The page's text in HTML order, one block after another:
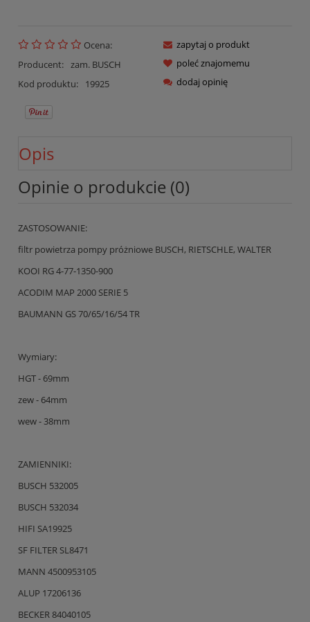
Ocena:
Producent: zam. BUSCH
Kod produktu:
19925
zapytaj o produkt
poleć znajomemu
dodaj opinię
Opis
Opinie o produkcie (0)
ZASTOSOWANIE:
filtr powietrza pompy próżniowe BUSCH, RIETSCHLE, WALTER
KOOI RG 4-77-1350-900
ACODIM MAP 2000 SERIE 5
BAUMANN GS 70/65/16/54 TR
Wymiary:
HGT - 69mm
zew - 64mm
wew - 38mm
ZAMIENNIKI:
BUSCH 532005
BUSCH 532034
HIFI SA19925
SF FILTER SL8471
MANN 4500953105
ALUP 17206136
BECKER 84040105